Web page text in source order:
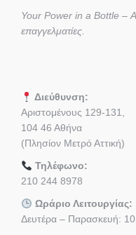
Your Power in a Bottle –
επαγγελματίες.
Διεύθυνση:
Αριστομένους 129-131,
104 46 Αθήνα
(Πλησίον Μετρό Αττική)
Τηλέφωνο:
210 244 8978
Ωράριο Λειτουργίας:
Δευτέρα – Παρασκευή: